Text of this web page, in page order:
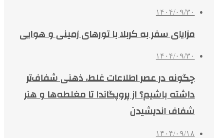
۱۴۰۴/۰۹/۳۰
مزایای سفر به کربلا با تورهای زمینی و هوایی
۱۴۰۴/۰۹/۳۰
چگونه در عصر اطلاعات غلط، ذهنی شفاف‌تر
داشته باشیم؟ از پروپگاندا تا مغلطه‌ها و هنر
شفاف اندیشیدن
۱۴۰۴/۰۹/۱۸